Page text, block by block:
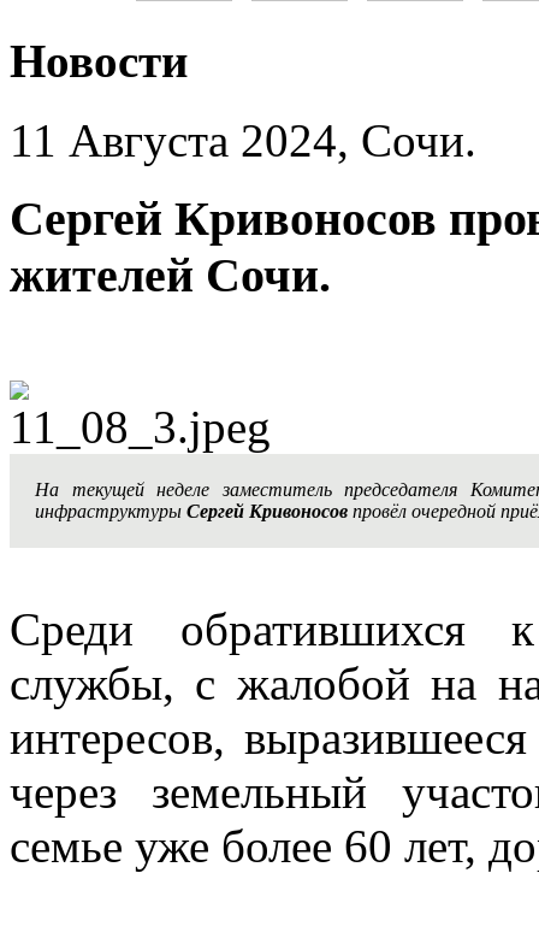
Новости
11 Августа 2024, Сочи.
Сергей Кривоносов
жителей Сочи.
На текущей неделе заместитель председателя
инфраструктуры Сергей Кривоносов провёл очередной
Среди обратившихся
службы, с жалобой на
интересов,
через земельный
семье уже более 60 лет,